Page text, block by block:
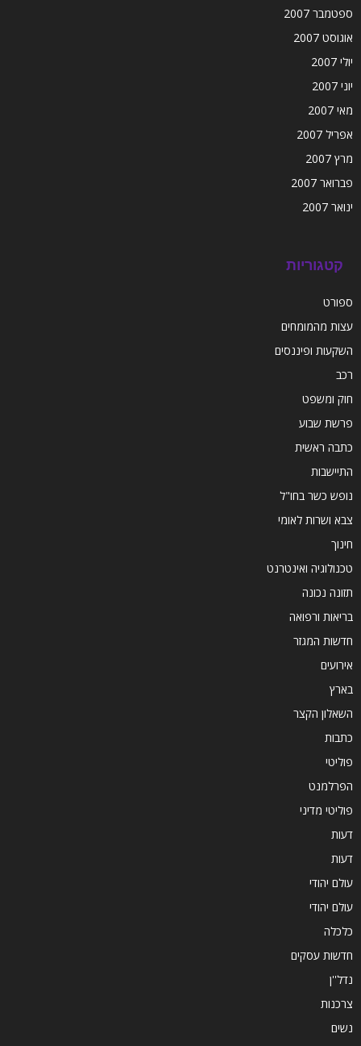
ספטמבר 2007
אוגוסט 2007
יולי 2007
יוני 2007
מאי 2007
אפריל 2007
מרץ 2007
פברואר 2007
ינואר 2007
קטגוריות
ספורט
עצות מהמומחים
השקעות ופיננסים
רכב
חוק ומשפט
פרשת שבוע
כתבה ראשית
התיישבות
נופש כשר בחו"ל
צבא ושרות לאומי
חינוך
טכנולוגיה ואינטרנט
תזונה נכונה
בריאות ורפואה
חדשות המגזר
אירועים
בארץ
השאלון הקצר
כתבות
פוליטי
הפרלמנט
פוליטי מדיני
דעות
דעות
עולם יהודי
עולם יהודי
כלכלה
חדשות עסקים
נדל''ן
צרכנות
נשים